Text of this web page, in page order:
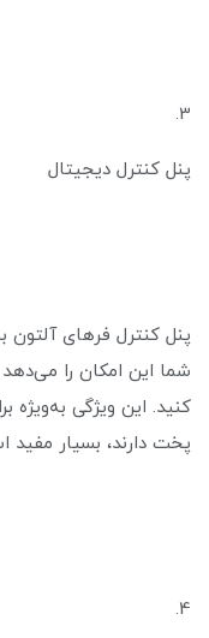
3.
پنل کنترل دیجیتال
پنل کنترل فرهای
شما این امکان را
کنید. این ویژگی به‌ویژه
پخت دارند، بسیار مفید
4.